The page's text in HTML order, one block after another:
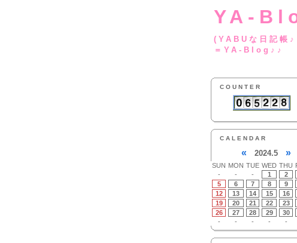
YA-
(YABU
＝YA-Blog♪♪
COUNTER
CALENDAR
« 2024.5 »
SUN MON TUE WED THU
-
- - 1 2
5
6 7 8 9
12
13 14 15 16
19
20 21 22 23
26
27 28 29 30
-
- - - -